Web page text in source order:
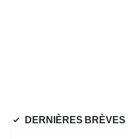
DERNIÈRES BRÈVES